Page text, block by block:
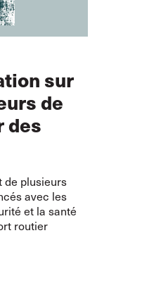
sur
de
des
de plusieurs
avec les
et la santé
routier